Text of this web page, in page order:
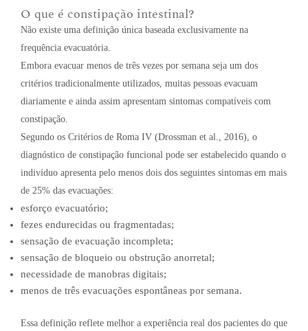
O que é constipação intestinal?
Não existe uma definição única baseada exclusivamente na
frequência evacuatória.
Embora evacuar menos de três vezes por semana seja um dos
critérios tradicionalmente utilizados, muitas pessoas evacuam
diariamente e ainda assim apresentam sintomas compatíveis com
constipação.
Segundo os Critérios de Roma IV (Drossman et al., 2016), o
diagnóstico de constipação funcional pode ser estabelecido quando o
indivíduo apresenta pelo menos dois dos seguintes sintomas em mais
de 25% das evacuações:
esforço evacuatório;
fezes endurecidas ou fragmentadas;
sensação de evacuação incompleta;
sensação de bloqueio ou obstrução anorretal;
necessidade de manobras digitais;
menos de três evacuações espontâneas por semana.
Essa definição reflete melhor a experiência real dos pacientes do que